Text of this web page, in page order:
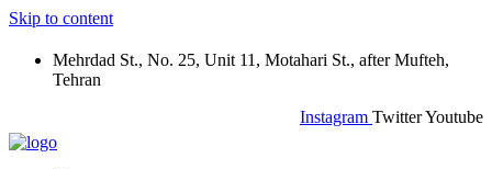
Skip to content
Mehrdad St., No. 25, Unit 11, Motahari St., after Mufteh,
Tehran
Instagram TwitterYoutube